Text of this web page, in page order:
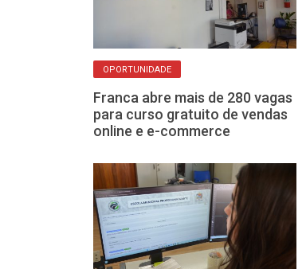
OPORTUNIDADE
Franca abre mais de 280 vagas
para curso gratuito de vendas
online e e-commerce